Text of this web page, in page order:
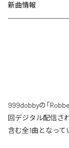
新曲情報
999dobbyの「
回デジタル配信さ
含む全1曲となって